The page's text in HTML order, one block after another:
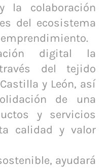
la colaboración
del ecosistema
digital la
del tejido
y León, así
de una
y servicios
calidad y valor
ayudará